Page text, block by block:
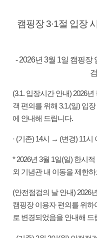
캠핑장 3·1절 입장
- 2026년 3월 1일 캠핑장
(3.1. 입장시간 안내) 2026
객 편의를 위해 3.1.(일) 입
에 안내해 드립니다.
· (기존) 14시 → (변경) 11시
* 2026년 3월 1일(일) 한시
외 기념관 내 이동을 제한
(안전점검의 날 안내) 2026
캠핑장 이용자 편의를 위하
로 변경되었음을 안내해 드